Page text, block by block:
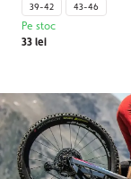
39-42 43-46
33 lei
Pe stoc